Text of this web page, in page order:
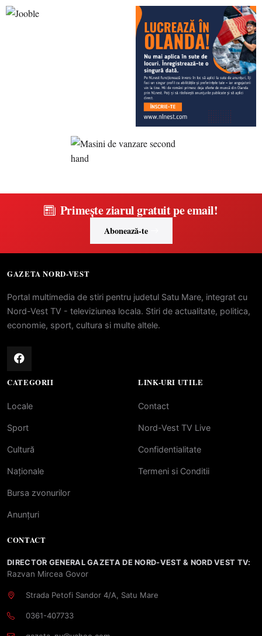
Primește ziarul gratuit pe email!
Abonează-te
GAZETA NORD-VEST
Portal multimedia de stiri pentru judetul Satu Mare, integrat cu
Nord-Vest TV - televiziunea locala. Stiri de actualitate, politica,
economie, sport, cultura si multe altele.
CATEGORII
Locale
Sport
Cultură
Naționale
Bursa zvonurilor
Anunțuri
LINK-URI UTILE
Contact
Nord-Vest TV Live
Confidentialitate
Termeni si Conditii
CONTACT
DIRECTOR GENERAL GAZETA DE NORD-VEST & NORD VEST TV:
Razvan Mircea Govor
Strada Petofi Sandor 4/A, Satu Mare
0361-407733